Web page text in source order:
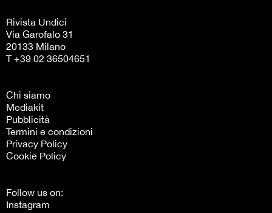
Rivista Undici
Via Garofalo 31
20133 Milano
T +39 02 36504651
Chi siamo
Mediakit
Pubblicità
Termini e condizioni
Privacy Policy
Cookie Policy
Follow us on:
Instagram